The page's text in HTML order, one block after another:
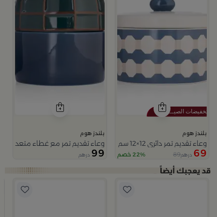
بلندز هوم
وعاء تقديم تمر دائري 12×12 سم أبيض وأزرق من الخزف الحجري بغطاء من أزوريا
69 درهم89 22% خصم
بلندز هوم
وعاء تقديم تمر مع غطاء متعدد
99 درهم